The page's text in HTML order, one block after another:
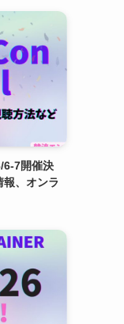
6-7開催決
、オンラ